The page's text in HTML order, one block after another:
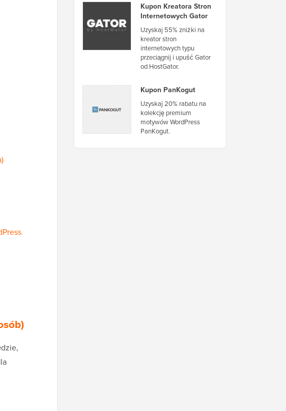
Kupon Kreatora Stron
Internetowych Gator
Uzyskaj 55% zniżki na
kreator stron
internetowych typu
przeciągnij i upuść Gator
od HostGator.
Kupon PanKogut
Uzyskaj 20% rabatu na
kolekcję premium
motywów WordPress
PanKogut.